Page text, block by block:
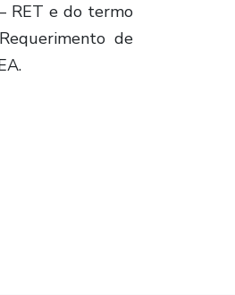
RET e do termo
de